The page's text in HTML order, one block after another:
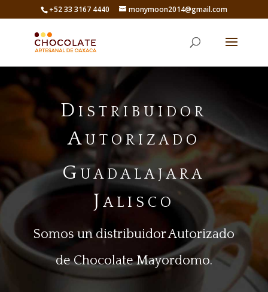
+52 33 3167 4440 monymoon2014@gmail.com
Distribuidor
Autorizado
Guadalajara
Jalisco
Somos un distribuidor Autorizado
de Chocolate Mayordomo.